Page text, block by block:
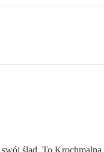
ślad. To Krochmalna.